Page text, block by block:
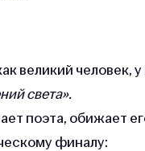
великий человек, у
света».
поэта, обижает
финалу: